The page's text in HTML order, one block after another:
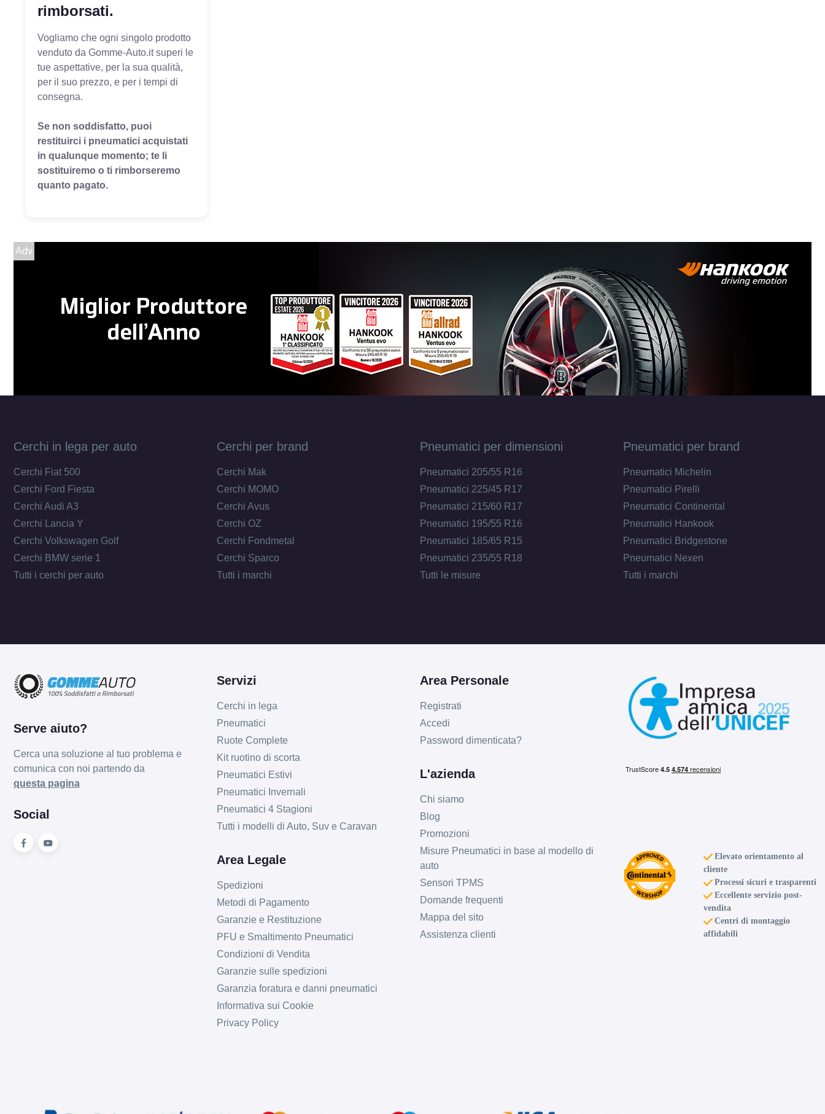
rimborsati.
Vogliamo che ogni singolo prodotto
venduto da Gomme-Auto.it superi le
tue aspettative, per la sua qualità,
per il suo prezzo, e per i tempi di
consegna.
Se non soddisfatto, puoi
restituirci i pneumatici acquistati
in qualunque momento; te li
sostituiremo o ti rimborseremo
quanto pagato.
Adv
Cerchi in lega per auto
Cerchi Fiat 500
Cerchi Ford Fiesta
Cerchi Audi A3
Cerchi Lancia Y
Cerchi Volkswagen Golf
Cerchi BMW serie 1
Tutti i cerchi per auto
Cerchi per brand
Cerchi Mak
Cerchi MOMO
Cerchi Avus
Cerchi OZ
Cerchi Fondmetal
Cerchi Sparco
Tutti i marchi
Pneumatici per dimensioni
Pneumatici 205/55 R16
Pneumatici 225/45 R17
Pneumatici 215/60 R17
Pneumatici 195/55 R16
Pneumatici 185/65 R15
Pneumatici 235/55 R18
Tutti le misure
Pneumatici per brand
Pneumatici Michelin
Pneumatici Pirelli
Pneumatici Continental
Pneumatici Hankook
Pneumatici Bridgestone
Pneumatici Nexen
Tutti i marchi
Serve aiuto?
Cerca una soluzione al tuo problema e
comunica con noi partendo da
questa pagina
Social
Servizi
Cerchi in lega
Pneumatici
Ruote Complete
Kit ruotino di scorta
Pneumatici Estivi
Pneumatici Invernali
Pneumatici 4 Stagioni
Tutti i modelli di Auto, Suv e Caravan
Area Legale
Spedizioni
Metodi di Pagamento
Garanzie e Restituzione
PFU e Smaltimento Pneumatici
Condizioni di Vendita
Garanzie sulle spedizioni
Garanzia foratura e danni pneumatici
Informativa sui Cookie
Privacy Policy
Area Personale
Registrati
Accedi
Password dimenticata?
L'azienda
Chi siamo
Blog
Promozioni
Misure Pneumatici in base al modello di
auto
Sensori TPMS
Domande frequenti
Mappa del sito
Assistenza clienti
Elevato orientamento al
cliente
Processi sicuri e trasparenti
Eccellente servizio post-
vendita
Centri di montaggio
affidabili